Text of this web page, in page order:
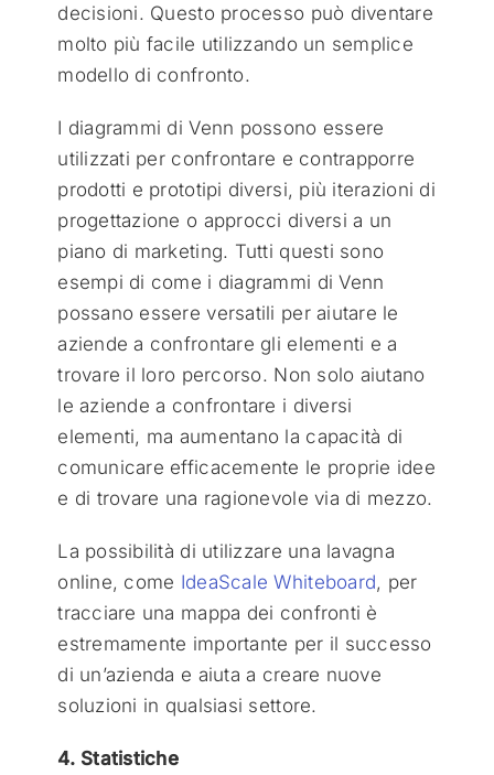
decisioni. Questo processo può diventare
molto più facile utilizzando un semplice
modello di confronto.
I diagrammi di Venn possono essere
utilizzati per confrontare e contrapporre
prodotti e prototipi diversi, più iterazioni di
progettazione o approcci diversi a un
piano di marketing. Tutti questi sono
esempi di come i diagrammi di Venn
possano essere versatili per aiutare le
aziende a confrontare gli elementi e a
trovare il loro percorso. Non solo aiutano
le aziende a confrontare i diversi
elementi, ma aumentano la capacità di
comunicare efficacemente le proprie idee
e di trovare una ragionevole via di mezzo.
La possibilità di utilizzare una lavagna
online, come IdeaScale Whiteboard, per
tracciare una mappa dei confronti è
estremamente importante per il successo
di un’azienda e aiuta a creare nuove
soluzioni in qualsiasi settore.
4. Statistiche